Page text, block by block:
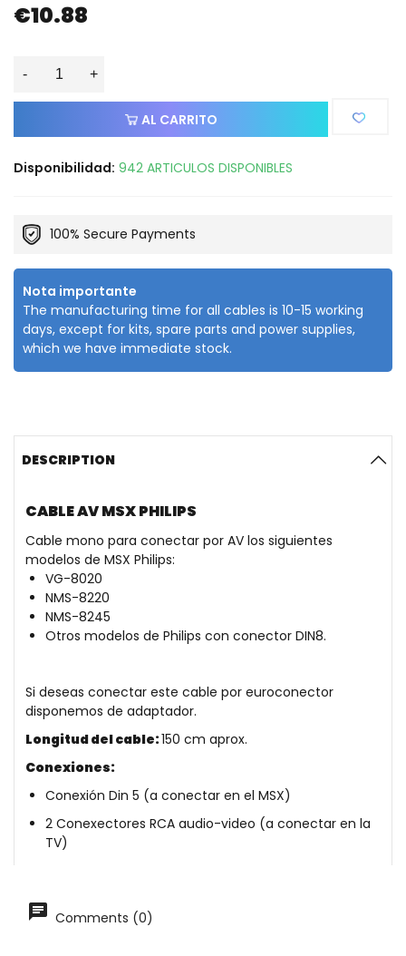
€10.88
- +
AL CARRITO
Disponibilidad: 942 ARTICULOS DISPONIBLES
100% Secure Payments
Nota importante
The manufacturing time for all cables is 10-15 working
days, except for kits, spare parts and power supplies,
which we have immediate stock.
DESCRIPTION
CABLE AV MSX PHILIPS
Cable mono para conectar por AV los siguientes
modelos de MSX Philips:
VG-8020
NMS-8220
NMS-8245
Otros modelos de Philips con conector DIN8.
Si deseas conectar este cable por euroconector
disponemos de adaptador.
Longitud del cable:150 cm aprox.
Conexiones:
Conexión Din 5 (a conectar en el MSX)
2 Conexectores RCA audio-video (a conectar en la
TV)
Comments (0)